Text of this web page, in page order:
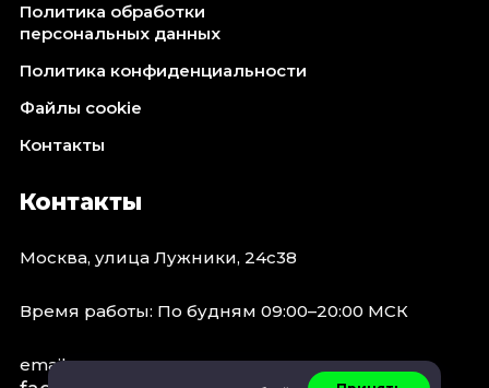
Политика обработки
персональных данных
Политика конфиденциальности
Файлы cookie
Контакты
Контакты
Москва, улица Лужники, 24с38
Время работы: По будням 09:00–20:00 МСК
email: